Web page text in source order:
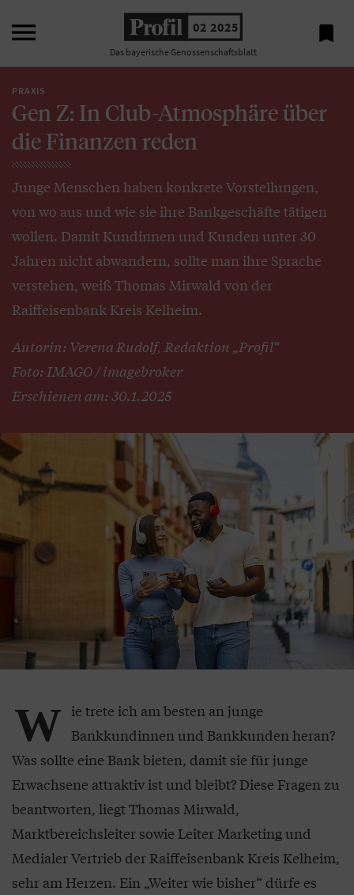
 02 2025
Das bayerische Genossenschaftsblatt

PRAXIS
Gen Z: In Club-Atmosphäre über
die Finanzen reden
Junge Menschen haben konkrete Vorstellungen,
von wo aus und wie sie ihre Bankgeschäfte tätigen
wollen. Damit Kundinnen und Kunden unter 30
Jahren nicht abwandern, sollte man ihre Sprache
verstehen, weiß Thomas Mirwald von der
Raiffeisenbank Kreis Kelheim.
Autorin: Verena Rudolf, Redaktion „Profil“
Foto: IMAGO / imagebroker
Erschienen am: 30.1.2025
W ie trete ich am besten an junge
Bankkundinnen und Bankkunden heran?
Was sollte eine Bank bieten, damit sie für junge
Erwachsene attraktiv ist und bleibt? Diese Fragen zu
beantworten, liegt Thomas Mirwald,
Marktbereichsleiter sowie Leiter Marketing und
Medialer Vertrieb der Raiffeisenbank Kreis Kelheim,
sehr am Herzen. Ein „Weiter wie bisher“ dürfe es